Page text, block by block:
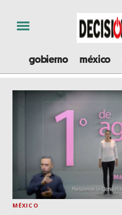
gobierno méxico
MÉXICO